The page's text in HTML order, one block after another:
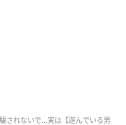
されないで...実は【遊んでいる男